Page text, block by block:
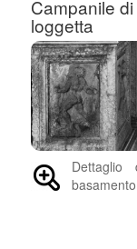
Campanile
loggetta